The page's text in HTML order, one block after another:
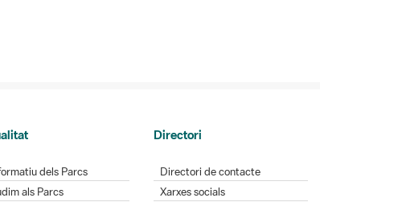
dels Parcs
als Parcs
Directori
Directori de contacte
Xarxes socials